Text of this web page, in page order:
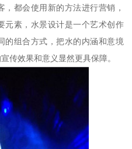
都会使用新的方法进行营销，
元素，水景设计是一个艺术创作
的组合方式，把水的内涵和意境
传效果和意义显然更具保障。